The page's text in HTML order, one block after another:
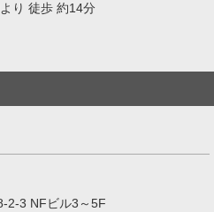
り 徒歩 約14分
2-3 NFビル3～5F